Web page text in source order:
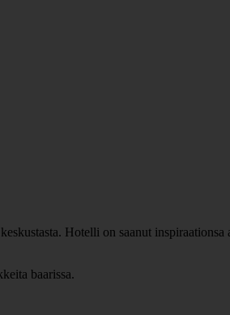
Hotelli on saanut
baarissa.